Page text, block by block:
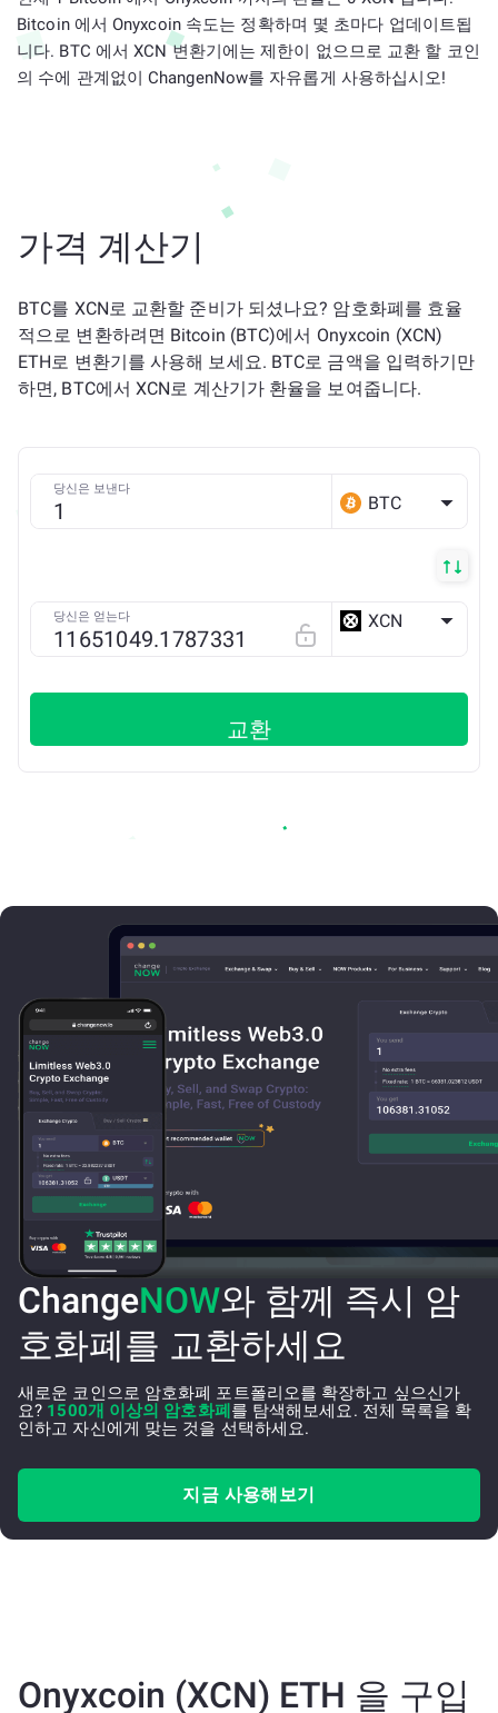
Bitcoin 에서 Onyxcoin 속도는 정확하며 몇 초마다 업데이트됩
니다. BTC 에서 XCN 변환기에는 제한이 없으므로 교환 할 코인
의 수에 관계없이 ChangenNow를 자유롭게 사용하십시오!
가격 계산기
BTC를 XCN로 교환할 준비가 되셨나요? 암호화폐를 효율
적으로 변환하려면 Bitcoin (BTC)에서 Onyxcoin (XCN)
ETH로 변환기를 사용해 보세요. BTC로 금액을 입력하기만
하면, BTC에서 XCN로 계산기가 환율을 보여줍니다.
당신은 보낸다
BTC
당신은 얻는다 XCN
교환
ChangeNOW와 함께 즉시 암
호화폐를 교환하세요
새로운 코인으로 암호화폐 포트폴리오를 확장하고 싶으신가
요? 1500개 이상의 암호화폐 를 탐색해보세요. 전체 목록을 확
인하고 자신에게 맞는 것을 선택하세요.
지금 사용해보기
Onyxcoin (XCN) ETH 을 구입